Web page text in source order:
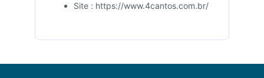
Site : https://www.4cantos.com.br/